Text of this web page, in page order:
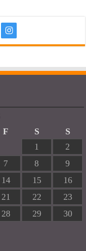
F S
S
1
2
7 8
9
14 15
16
21 22
23
28 29
30